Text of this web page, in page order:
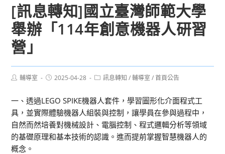
[訊息轉知]國立臺灣師範大學
舉辦「114年創意機器人研習
營」
Post輔導室
Post2025-04-28
Post訊息轉知 / 輔導室 / 首頁公告
一、透過LEGO SPIKE機器人套件，學習圖形化介面程式工
具，並實際體驗機器人組裝與控制，讓學員在參與過程中，
自然而然培養對機械設計、電腦控制、程式邏輯分析等領域
的基礎原理和基本技術的認識。進而提前掌握智慧機器人的
概念。